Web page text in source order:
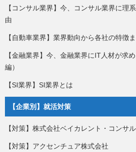
【コンサル業界】今、コンサル業界に理
由
【自動車業界】業界動向から各社の特徴
【金融業界】今、金融業界にIT人材が求
編）
【SI業界】SI業界とは
【企業別】就活対策
【対策】株式会社ベイカレント・コンサ
【対策】アクセンチュア株式会社